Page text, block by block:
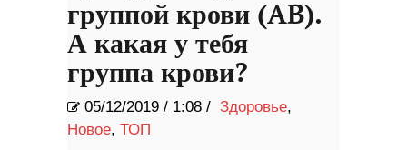
группой крови (AB).
А какая у тебя
группа крови?
05/12/2019 / 1:08 / Здоровье,
Новое, ТОП